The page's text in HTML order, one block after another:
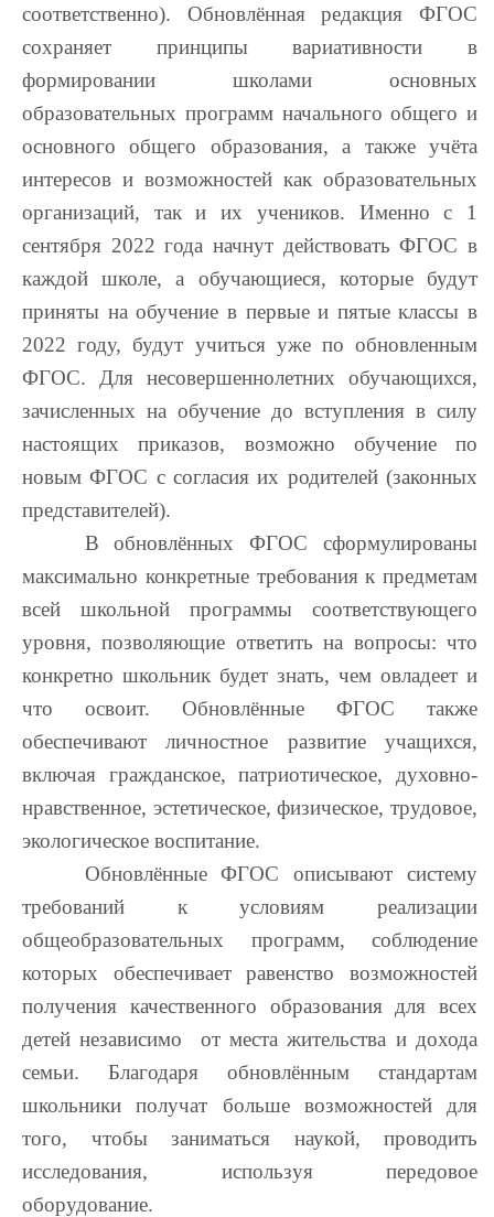
соответственно). Обновлённая редакция ФГОС
сохраняет принципы вариативности в
формировании школами основных
образовательных программ начального общего и
основного общего образования, а также учёта
интересов и возможностей как образовательных
организаций, так и их учеников. Именно с 1
сентября 2022 года начнут действовать ФГОС в
каждой школе, а обучающиеся, которые будут
приняты на обучение в первые и пятые классы в
2022 году, будут учиться уже по обновленным
ФГОС. Для несовершеннолетних обучающихся,
зачисленных на обучение до вступления в силу
настоящих приказов, возможно обучение по
новым ФГОС с согласия их родителей (законных
представителей).
В обновлённых ФГОС сформулированы
максимально конкретные требования к предметам
всей школьной программы соответствующего
уровня, позволяющие ответить на вопросы: что
конкретно школьник будет знать, чем овладеет и
что освоит. Обновлённые ФГОС также
обеспечивают личностное развитие учащихся,
включая гражданское, патриотическое, духовно-
нравственное, эстетическое, физическое, трудовое,
экологическое воспитание.
Обновлённые ФГОС описывают систему
требований к условиям реализации
общеобразовательных программ, соблюдение
которых обеспечивает равенство возможностей
получения качественного образования для всех
детей независимо от места жительства и дохода
семьи. Благодаря обновлённым стандартам
школьники получат больше возможностей для
того, чтобы заниматься наукой, проводить
исследования, используя передовое
оборудование.